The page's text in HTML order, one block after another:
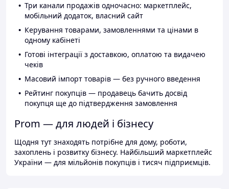
Три канали продажів одночасно: маркетплейс,
мобільний додаток, власний сайт
Керування товарами, замовленнями та цінами в
одному кабінеті
Готові інтеграції з доставкою, оплатою та видачею
чеків
Масовий імпорт товарів — без ручного введення
Рейтинг покупців — продавець бачить досвід
покупця ще до підтвердження замовлення
Prom — для людей і бізнесу
Щодня тут знаходять потрібне для дому, роботи,
захоплень і розвитку бізнесу. Найбільший маркетплейс
України — для мільйонів покупців і тисяч підприємців.